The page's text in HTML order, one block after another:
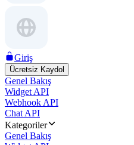
Giriş
Ücretsiz Kaydol
Genel Bakış
Widget API
Webhook API
Chat API
Kategoriler
Genel Bakış